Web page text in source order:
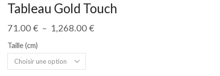
Tableau Gold Touch
71.00€ – 1,268.00€
Taille (cm)